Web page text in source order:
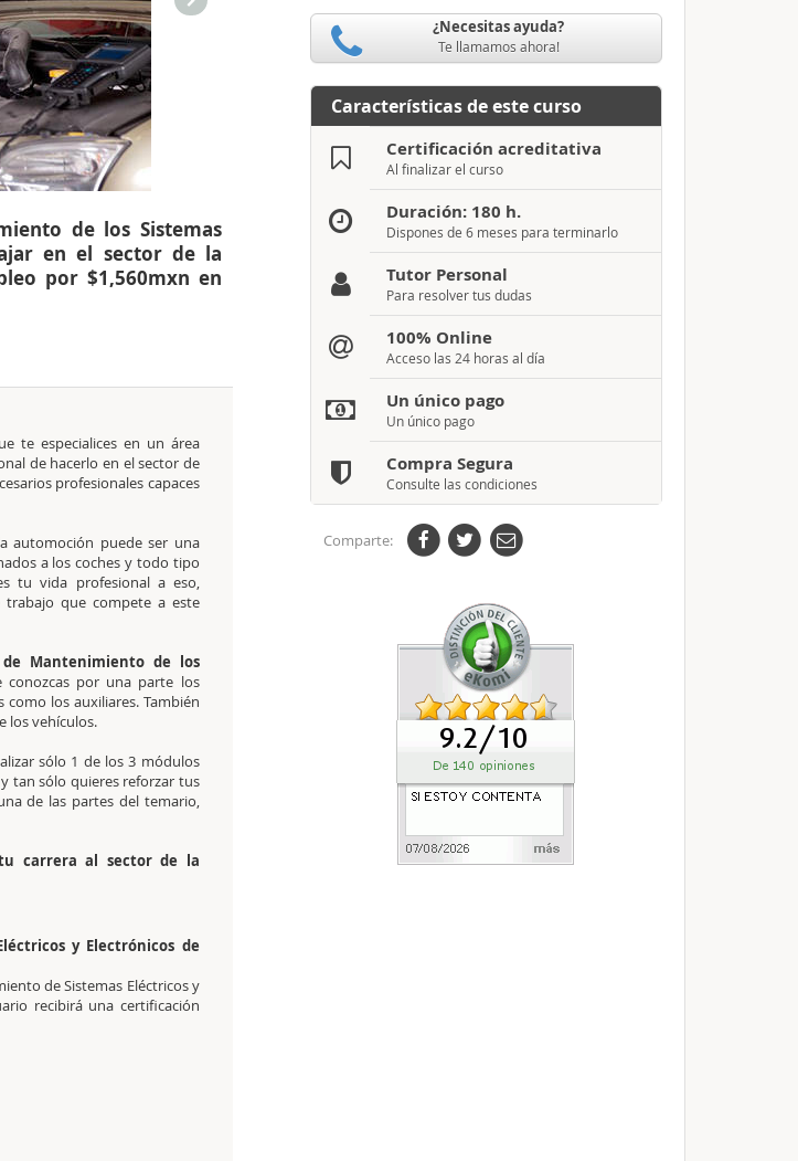
de los Sistemas
en el sector de la
por $1,560mxn en
te especialices en un área
de hacerlo en el sector de
profesionales capaces
automoción puede ser una
a los coches y todo tipo
tu vida profesional a eso,
trabajo que compete a este
Mantenimiento de los
por una parte los
los auxiliares. También
los vehículos.
sólo 1 de los 3 módulos
tan sólo quieres reforzar tus
de las partes del temario,
carrera al sector de la
y Electrónicos de
de Sistemas Eléctricos y
recibirá una certificación
¿Necesitas ayuda?
Te llamamos ahora!
Características de este curso
Certificación acreditativa
Al finalizar el curso
Duración: 180 h.
Dispones de 6 meses para terminarlo
Tutor Personal
Para resolver tus dudas
100% Online
Acceso las 24 horas al día
Un único pago
Un único pago
Compra Segura
Consulte las condiciones
Comparte: